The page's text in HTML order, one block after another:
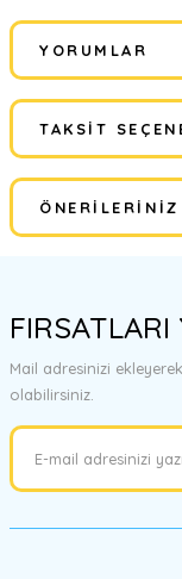
YORUMLAR
Bu
TAKSIT
ÖNERILERINIZ
tarafımıza iletebilirsiniz.
Görüş ve önerileriniz
Ürün resmi
Ürün bilgilerinde
FIRSATLARI
Mail adresinizi
olabilirsiniz.